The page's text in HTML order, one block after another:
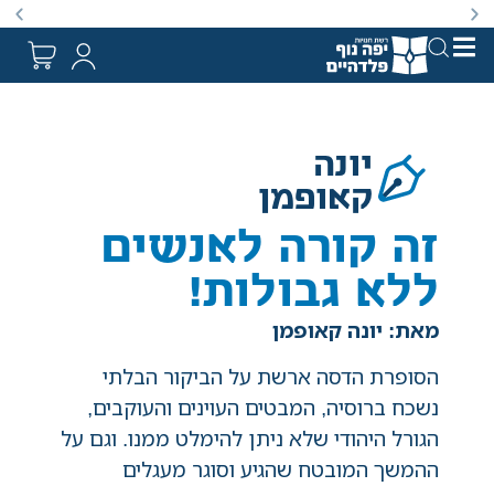
באתר מוצעים מוצרים במחירים נמוכים ומוזלים מהמחיר
יונה
קאופמן
זה קורה לאנשים
ללא גבולות!
מאת: יונה קאופמן
הסופרת הדסה ארשת על הביקור הבלתי
נשכח ברוסיה, המבטים העוינים והעוקבים,
הגורל היהודי שלא ניתן להימלט ממנו. וגם על
ההמשך המובטח שהגיע וסוגר מעגלים